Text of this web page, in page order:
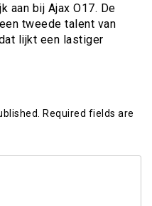
aan bij Ajax O17. De
tweede talent van
lijkt een lastiger
Required fields are